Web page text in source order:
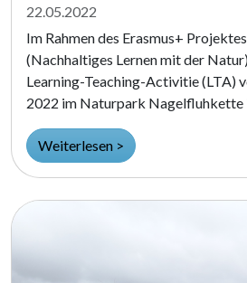
22.05.2022
Im Rahmen des Erasmus+
(Nachhaltiges Lernen mit der
Learning-Teaching-Activitie (LTA)
2022 im Naturpark Nagelfluhkette
Weiterlesen >